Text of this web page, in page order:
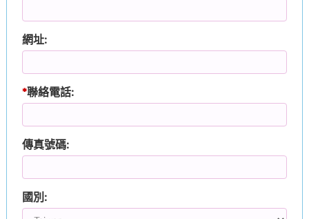
網址:
*聯絡電話:
傳真號碼:
國別: